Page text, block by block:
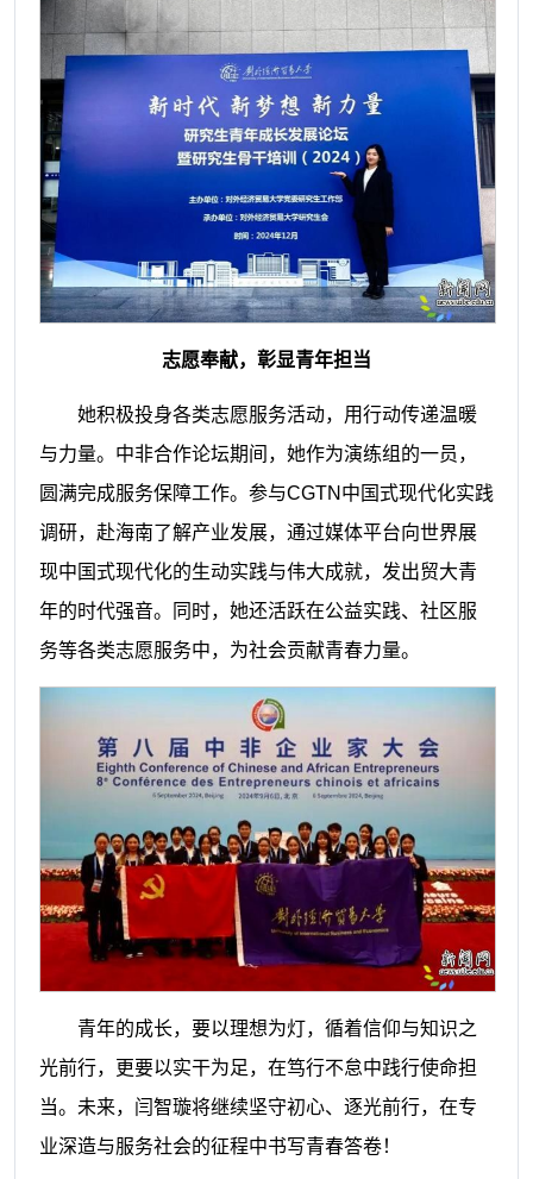
志愿奉献，彰显青年担当
她积极投身各类志愿服务活动，用行动传递温暖
与力量。中非合作论坛期间，她作为演练组的一员，
圆满完成服务保障工作。参与CGTN中国式现代化实践
调研，赴海南了解产业发展，通过媒体平台向世界展
现中国式现代化的生动实践与伟大成就，发出贸大青
年的时代强音。同时，她还活跃在公益实践、社区服
务等各类志愿服务中，为社会贡献青春力量。
青年的成长，要以理想为灯，循着信仰与知识之
光前行，更要以实干为足，在笃行不怠中践行使命担
当。未来，闫智璇将继续坚守初心、逐光前行，在专
业深造与服务社会的征程中书写青春答卷！